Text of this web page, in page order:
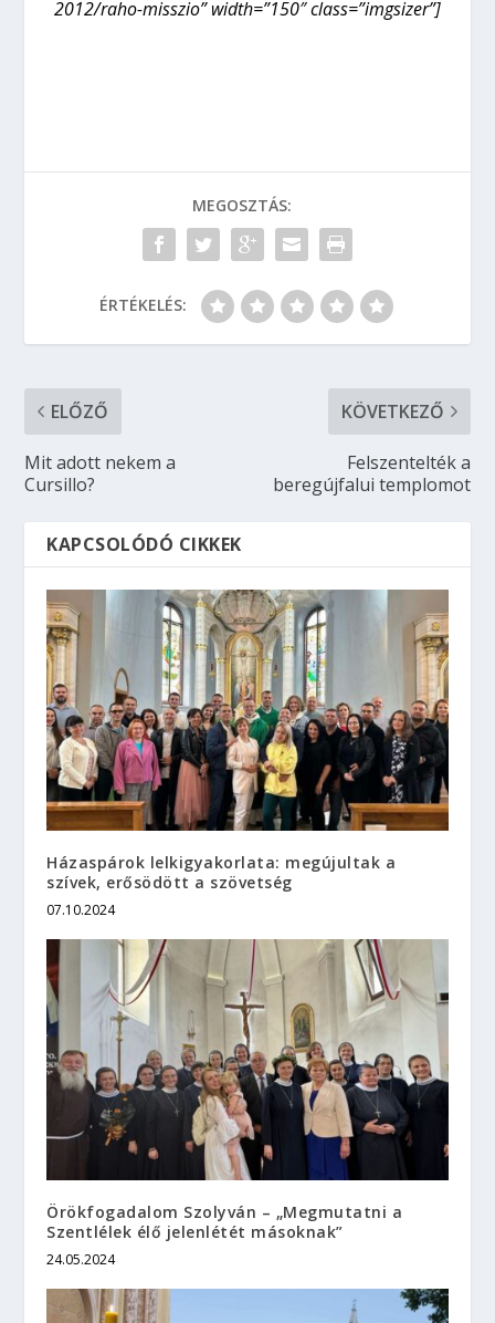
2012/raho-misszio” width=”150″ class=”imgsizer”]
MEGOSZTÁS:
ÉRTÉKELÉS:
ELŐZŐ
Mit adott nekem a
Cursillo?
KÖVETKEZŐ
Felszentelték a
beregújfalui templomot
KAPCSOLÓDÓ CIKKEK
Házaspárok lelkigyakorlata: megújultak a
szívek, erősödött a szövetség
07.10.2024
Örökfogadalom Szolyván – „Megmutatni a
Szentlélek élő jelenlétét másoknak”
24.05.2024